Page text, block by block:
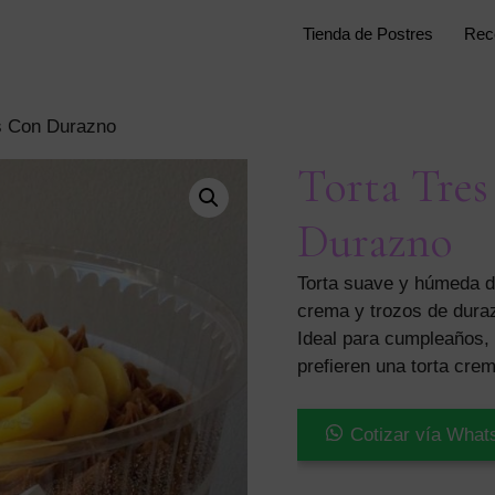
Tienda de Postres
Con Durazno
Torta
Durazno
Torta suave y húmeda
crema y trozos de
Ideal para
prefieren una torta
Torta
Cotizar vía